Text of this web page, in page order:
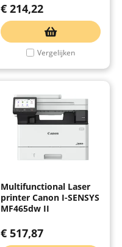
€ 214,22
Vergelijken
Multifunctional Laser
printer Canon I-SENSYS
MF465dw II
€ 517,87